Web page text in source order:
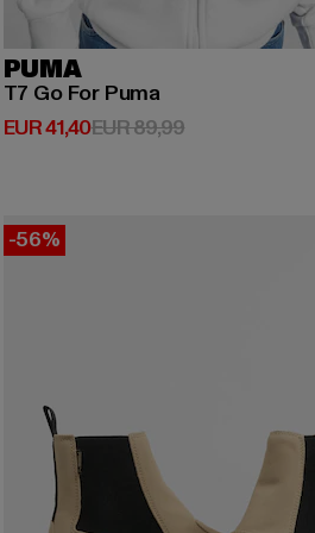
PUMA
T7 Go For Puma
EUR 41,40
Derzeitiger Preis: EUR 41,40
EUR 89,99Aktionspreis:
-56%